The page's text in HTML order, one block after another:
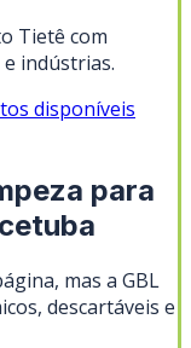
Tietê com
indústrias.
disponíveis
para
mas a GBL
descartáveis e